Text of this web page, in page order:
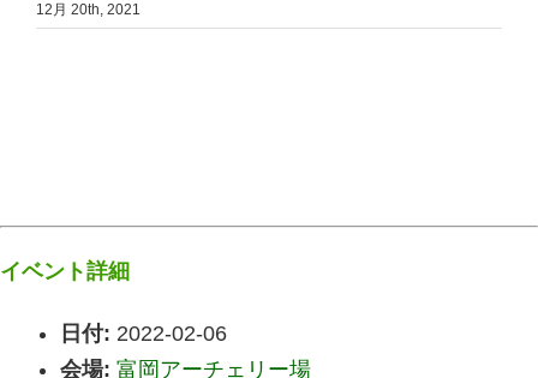
12月 20th, 2021
イベント詳細
日付: 2022-02-06
会場: 富岡アーチェリー場